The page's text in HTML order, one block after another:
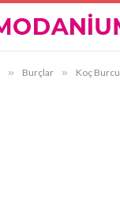
» Burçlar » Koç Burcu